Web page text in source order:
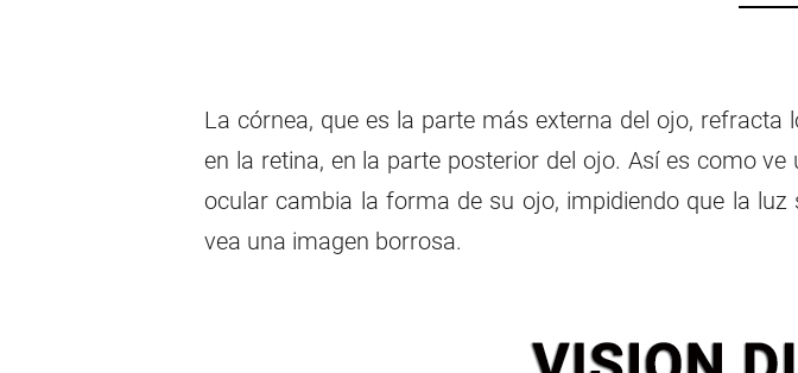
La córnea, que es la parte más externa del ojo,
en la retina, en la parte posterior del ojo. Así es como
ocular cambia la forma de su ojo, impidiendo que la
vea una imagen borrosa.